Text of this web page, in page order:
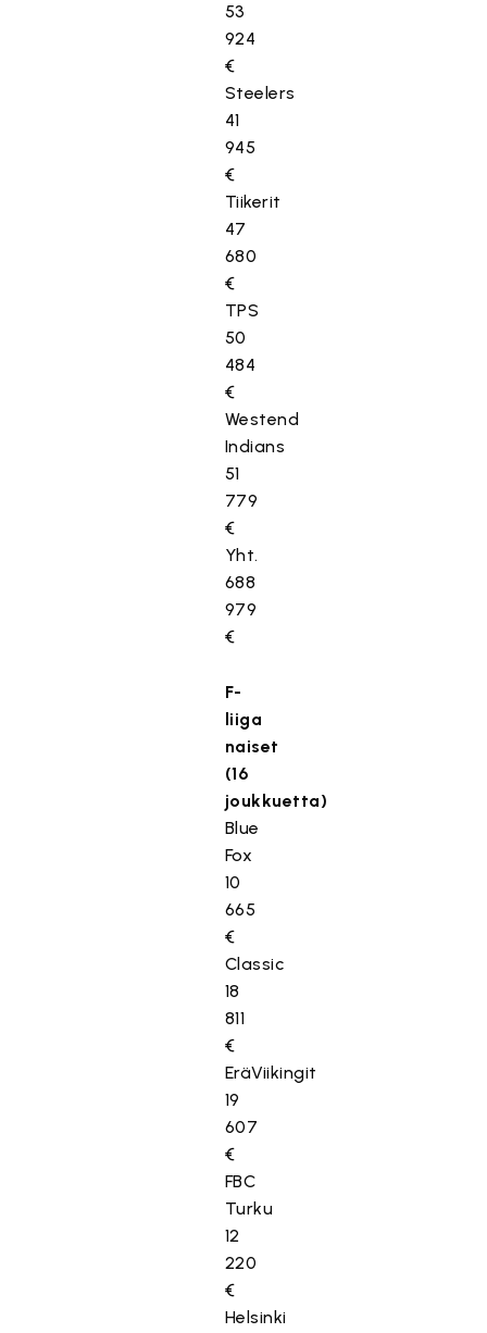
53
924
€
Steelers
41
945
€
Tiikerit
47
680
€
TPS
50
484
€
Westend
Indians
51
779
€
Yht.
688
979
€
F-
liiga
naiset
(16
joukkuetta)
Blue
Fox
10
665
€
Classic
18
811
€
EräViikingit
19
607
€
FBC
Turku
12
220
€
Helsinki